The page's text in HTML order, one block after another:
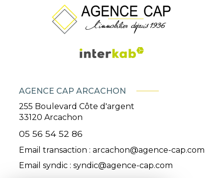
AGENCE CAP ARCACHON
255 Boulevard Côte d'argent
33120 Arcachon
05 56 54 52 86
Email transaction : arcachon@agence-cap.com
Email syndic : syndic@agence-cap.com